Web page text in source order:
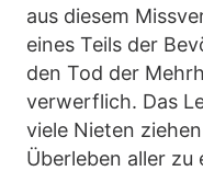
aus diesem
eines Teils der
den Tod der
verwerflich. Das
viele Nieten
Überleben aller